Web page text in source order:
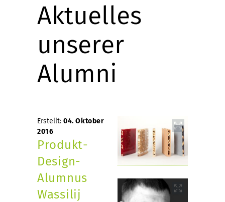
Aktuelles
unserer
Alumni
Erstellt: 04. Oktober
2016
Produkt-
Design-
Alumnus
Wassilij